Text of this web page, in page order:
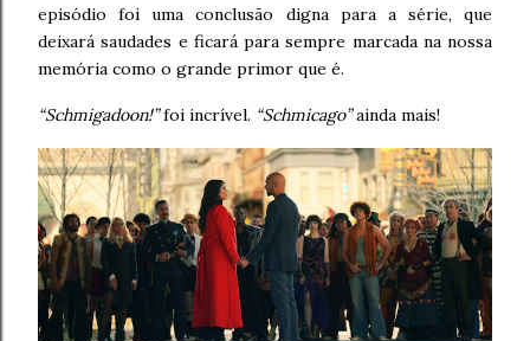
episódio foi uma conclusão digna para a série, que
deixará saudades e ficará para sempre marcada na nossa
memória como o grande primor que é.
“Schmigadoon!”foi incrível. “Schmicago”ainda mais!